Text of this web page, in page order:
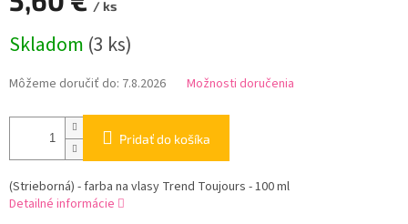
/ ks
cena:
Skladom (3 ks)
Môžeme doručiť do: 7.8.2026 Možnosti doručenia
Pridať do košíka
(Strieborná) - farba na vlasy Trend Toujours - 100 ml
Detailné informácie